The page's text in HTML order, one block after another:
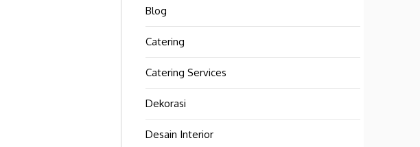
Blog
Catering
Catering Services
Dekorasi
Desain Interior